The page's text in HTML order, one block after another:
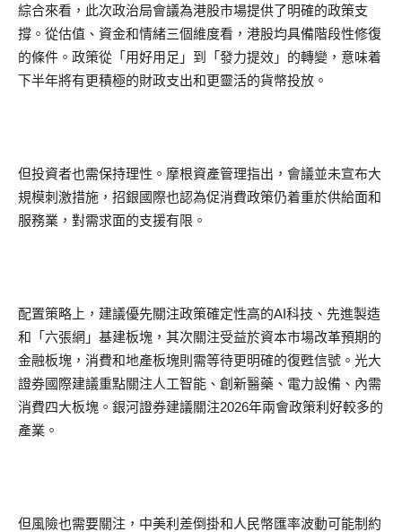
綜合來看，此次政治局會議為港股市場提供了明確的政策支
撐。從估值、資金和情緒三個維度看，港股均具備階段性修復
的條件。政策從「用好用足」到「發力提效」的轉變，意味着
下半年將有更積極的財政支出和更靈活的貨幣投放。
但投資者也需保持理性。摩根資產管理指出，會議並未宣布大
規模刺激措施，招銀國際也認為促消費政策仍着重於供給面和
服務業，對需求面的支援有限。
配置策略上，建議優先關注政策確定性高的AI科技、先進製造
和「六張網」基建板塊，其次關注受益於資本市場改革預期的
金融板塊，消費和地產板塊則需等待更明確的復甦信號。光大
證券國際建議重點關注人工智能、創新醫藥、電力設備、內需
消費四大板塊。銀河證券建議關注2026年兩會政策利好較多的
產業。
但風險也需要關注，中美利差倒掛和人民幣匯率波動可能制約